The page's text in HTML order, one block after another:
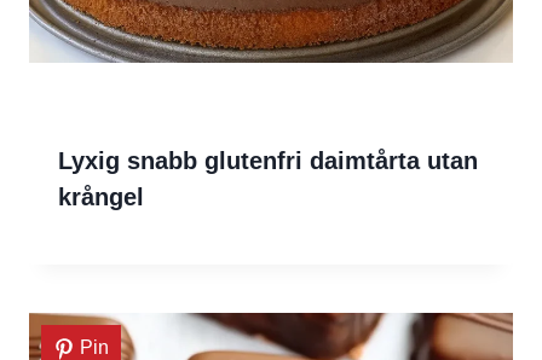
Lyxig snabb glutenfri daimtårta utan
krångel
Pin